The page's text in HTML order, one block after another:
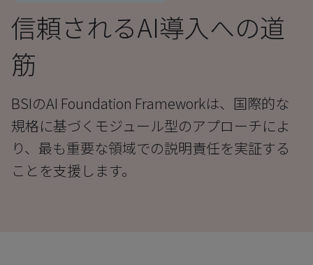
信頼されるAI導入への道
筋
BSIのAI Foundation Frameworkは、国際的な
規格に基づくモジュール型のアプローチによ
り、最も重要な領域での説明責任を実証する
ことを支援します。